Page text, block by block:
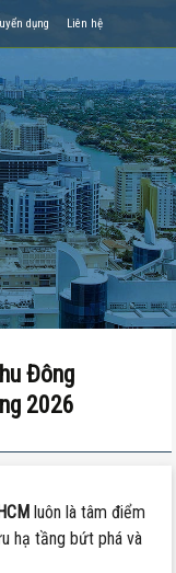
dụng Liên hệ
Đông
2026
luôn là tâm điểm
hạ tầng bứt phá và